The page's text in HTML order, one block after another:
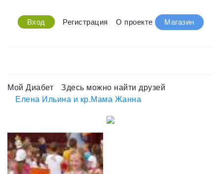
Вход Регистрация О проекте Магазин
Мой Диабет
Здесь можно найти друзей
Елена Ильина и кр.Мама Жанна